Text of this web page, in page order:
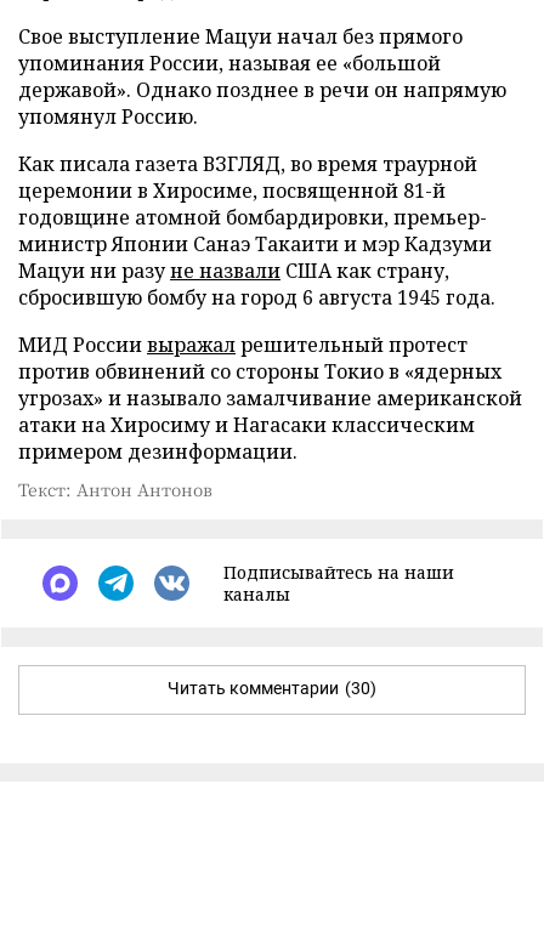
Свое выступление Мацуи начал без прямого
упоминания России, называя ее «большой
державой». Однако позднее в речи он напрямую
упомянул Россию.
Как писала газета ВЗГЛЯД, во время траурной
церемонии в Хиросиме, посвященной 81-й
годовщине атомной бомбардировки, премьер-
министр Японии Санаэ Такаити и мэр Кадзуми
Мацуи ни разуне назвали США как страну,
сбросившую бомбу на город 6 августа 1945 года.
МИД Россиивыражалрешительный протест
против обвинений со стороны Токио в «ядерных
угрозах» и называло замалчивание американской
атаки на Хиросиму и Нагасаки классическим
примером дезинформации.
Текст: Антон Антонов
Подписывайтесь на наши
каналы
Читать комментарии (30)